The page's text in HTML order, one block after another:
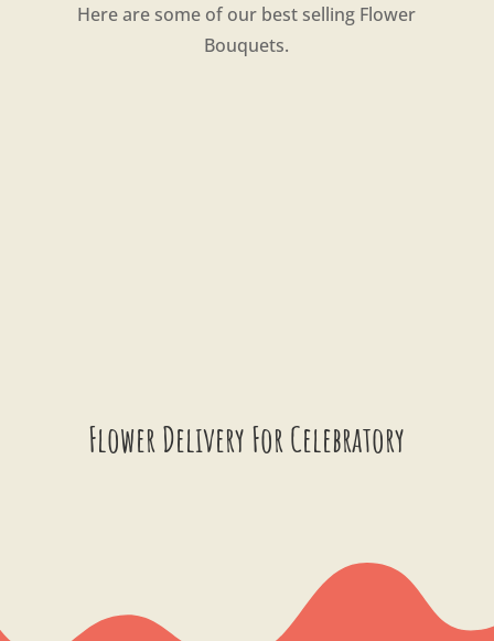
Here are some of our best selling Flower
Bouquets.
Flower Delivery For Celebratory